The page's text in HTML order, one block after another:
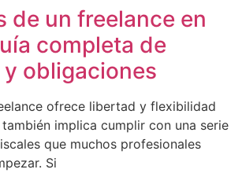
de un freelance en
completa de
obligaciones
ofrece libertad y flexibilidad
implica cumplir con una serie
que muchos profesionales
Si